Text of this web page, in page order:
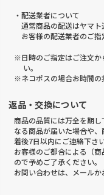
・配送業者について
通常商品の配送はヤマト
お客様の配送業者のご指
※日時のご指定はご注文か
い。
※ネコポスの場合お時間の
返品・交換について
商品の品質には万全を期
なる商品が届いた場合や
着後7日以内にご連絡下さ
お客様のご都合による（
ので予めご了承ください。
お問い合わせは、メールか